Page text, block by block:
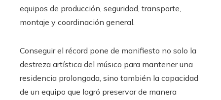
equipos de producción, seguridad, transporte,
montaje y coordinación general.
Conseguir el récord pone de manifiesto no solo la
destreza artística del músico para mantener una
residencia prolongada, sino también la capacidad
de un equipo que logró preservar de manera